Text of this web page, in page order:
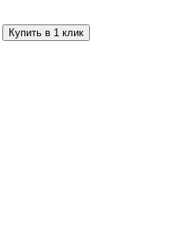
Купить в 1 клик